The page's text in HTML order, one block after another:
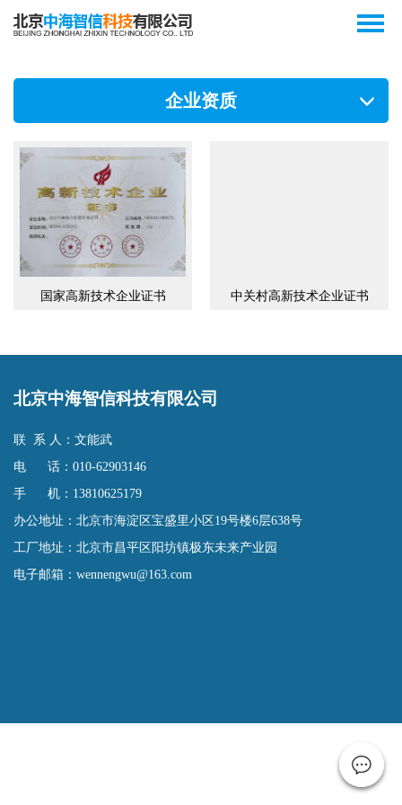
企业资质
国家高新技术企业证书 中关村高新技术企业证书
北京中海智信科技有限公司
联 系 人：文能武
电 话：010-62903146
手 机：13810625179
办公地址：北京市海淀区宝盛里小区19号楼6层638号
工厂地址：北京市昌平区阳坊镇极东未来产业园
电子邮箱：wennengwu@163.com